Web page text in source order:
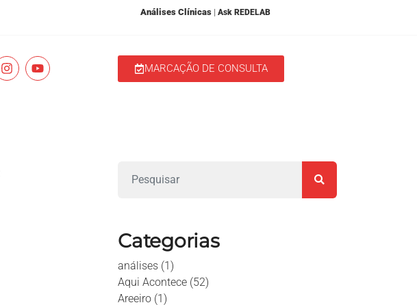
Análises Clínicas| Ask REDELAB
MARCAÇÃO DE CONSULTA
Categorias
análises (1)
Aqui Acontece (52)
Areeiro (1)